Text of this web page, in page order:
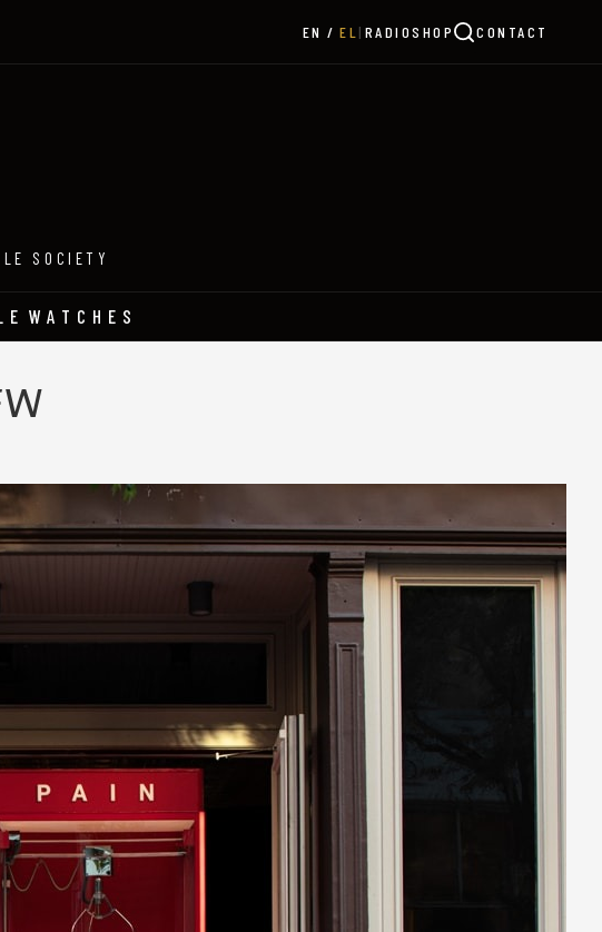
EN EL | RADIOSHOP CONTACT
SOCIETY
WATCHES